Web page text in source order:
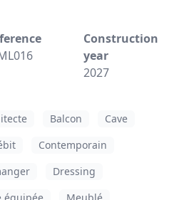
Construction
year
2027
Balcon
Cave
Contemporain
Dressing
équipée
Meublé